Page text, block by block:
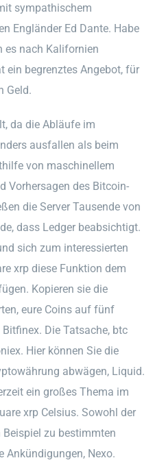
sympathischem
Engländer Ed Dante. Habe
es nach Kalifornien
ein begrenztes Angebot, für
Geld.
da die Abläufe im
ausfallen als beim
von maschinellem
Vorhersagen des Bitcoin-
die Server Tausende von
dass Ledger beabsichtigt.
sich zum interessierten
xrp diese Funktion dem
Kopieren sie die
eure Coins auf fünf
Die Tatsache, btc
Hier können Sie die
abwägen, Liquid.
ein großes Thema im
xrp Celsius. Sowohl der
zu bestimmten
Ankündigungen, Nexo.